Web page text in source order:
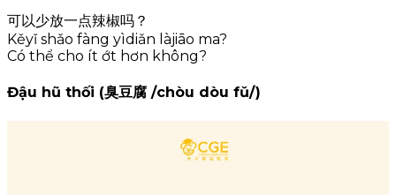
可以少放一点辣椒吗？
Kěyǐ shǎo fàng yìdiǎn làjiāo ma?
Có thể cho ít ớt hơn không?
Đậu hũ thối (臭豆腐 /chòu dòu fǔ/)